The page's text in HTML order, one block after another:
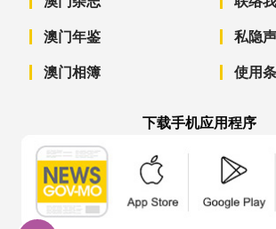
澳门年鉴
澳门相簿
私隐
使用
下载手机应用程序